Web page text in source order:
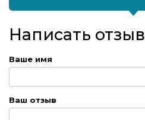
Написать отзыв
Ваше имя
Ваш отзыв